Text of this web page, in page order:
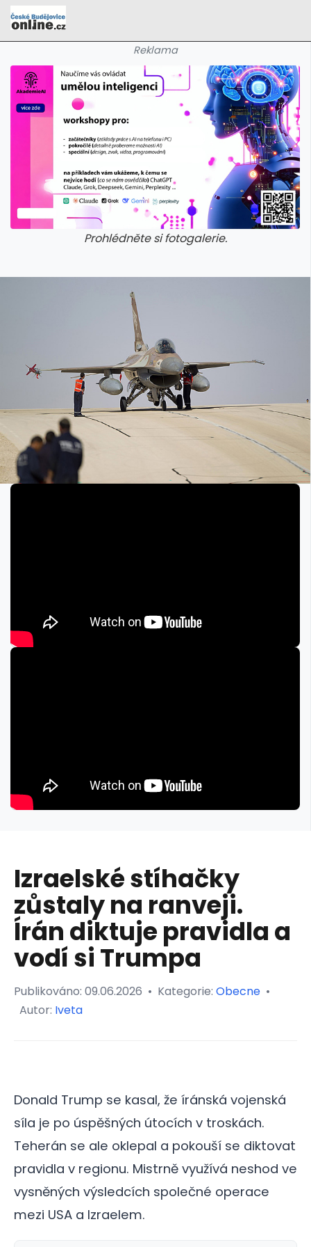
Reklama
Prohlédněte si fotogalerie.
Izraelské stíhačky
zůstaly na ranveji.
Írán diktuje pravidla a
vodí si Trumpa
Publikováno: 09.06.2026 • Kategorie: Obecne •
Autor: Iveta
Donald Trump se kasal, že íránská vojenská
síla je po úspěšných útocích v troskách.
Teherán se ale oklepal a pokouší se diktovat
pravidla v regionu. Mistrně využívá neshod ve
vysněných výsledcích společné operace
mezi USA a Izraelem.